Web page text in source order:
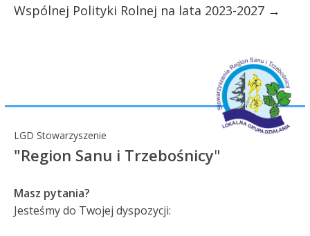
Wspólnej Polityki Rolnej na lata 2023-2027 →
LGD Stowarzyszenie
"Region Sanu i Trzebośnicy"
Masz pytania?
Jesteśmy do Twojej dyspozycji: